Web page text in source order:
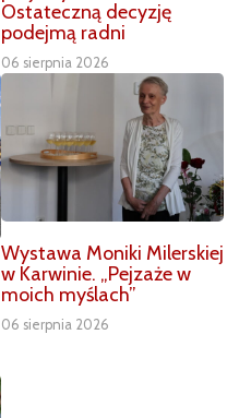
Ostateczną decyzję
podejmą radni
06 sierpnia 2026
Wystawa Moniki Milerskiej
w Karwinie. „Pejzaże w
moich myślach”
06 sierpnia 2026